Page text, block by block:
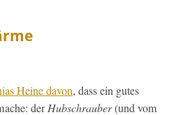
Heine davon, dass ein gutes
derHub­schrauber(und vom